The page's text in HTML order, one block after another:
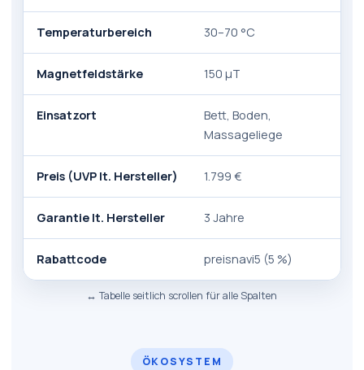
Temperaturbereich 30–70 °C
Magnetfeldstärke 150 µT
Einsatzort
Bett, Boden,
Massageliege
Preis (UVP lt. Hersteller) 1.799 €
Garantie lt. Hersteller 3 Jahre
Rabattcode preisnavi5 (5 %)
↔️ Tabelle seitlich scrollen für alle Spalten
ÖKOSYSTEM